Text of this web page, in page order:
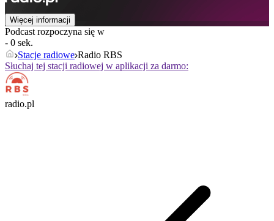
Więcej informacji
Podcast rozpoczyna się w
- 0 sek.
Stacje radiowe Radio RBS
Słuchaj tej stacji radiowej w aplikacji za darmo:
radio.pl